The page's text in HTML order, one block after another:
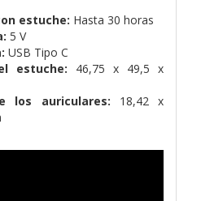
estuche: Hasta 30 horas
5 V
USB Tipo C
estuche: 46,75 x 49,5 x
los auriculares: 18,42 x